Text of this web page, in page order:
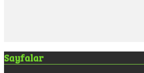
Sayfalar